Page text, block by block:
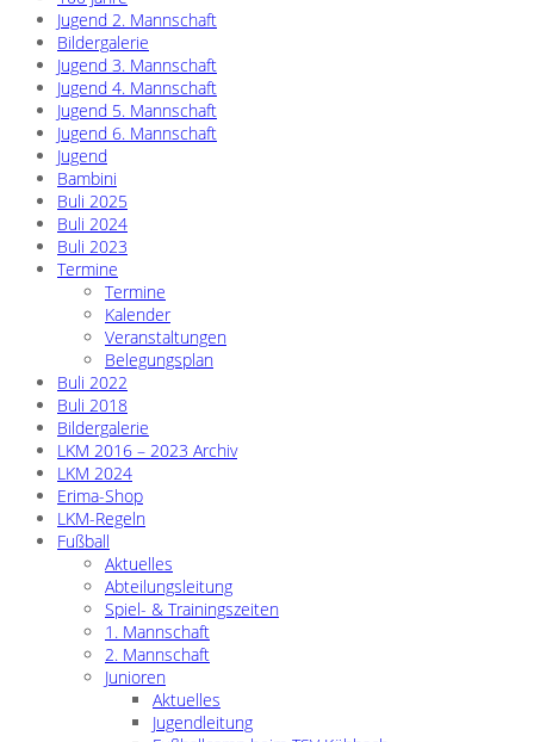
Jugend 2. Mannschaft
Bildergalerie
Jugend 3. Mannschaft
Jugend 4. Mannschaft
Jugend 5. Mannschaft
Jugend 6. Mannschaft
Jugend
Bambini
Buli 2025
Buli 2024
Buli 2023
Termine
Termine
Kalender
Veranstaltungen
Belegungsplan
Buli 2022
Buli 2018
Bildergalerie
LKM 2016 – 2023 Archiv
LKM 2024
Erima-Shop
LKM-Regeln
Fußball
Aktuelles
Abteilungsleitung
Spiel- & Trainingszeiten
1. Mannschaft
2. Mannschaft
Junioren
Aktuelles
Jugendleitung